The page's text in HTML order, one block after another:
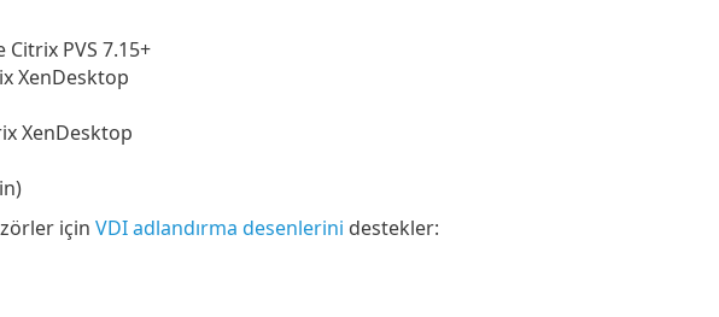
PVS 7.15+
XenDesktop
XenDesktop
için VDI adlandırma desenlerini destekler: